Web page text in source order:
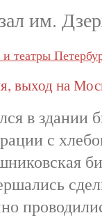
им.
театры
выход на
в
с